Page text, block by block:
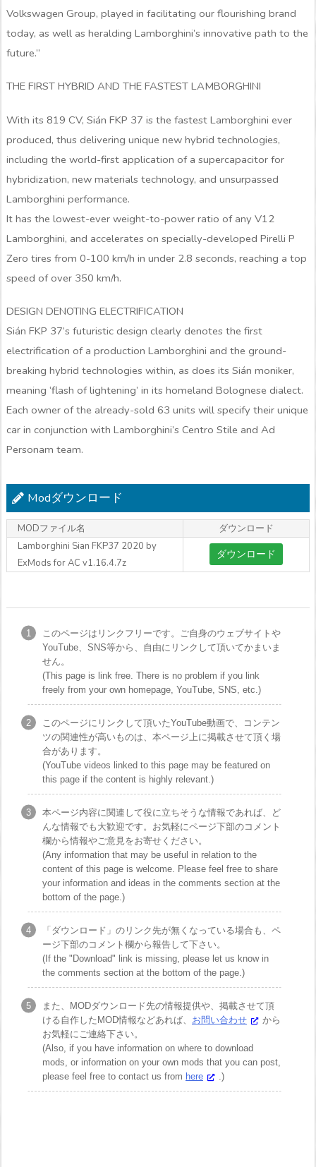
Volkswagen Group, played in facilitating our flourishing brand
today, as well as heralding Lamborghini’s innovative path to the
future.”
THE FIRST HYBRID AND THE FASTEST LAMBORGHINI
With its 819 CV, Sián FKP 37 is the fastest Lamborghini ever
produced, thus delivering unique new hybrid technologies,
including the world-first application of a supercapacitor for
hybridization, new materials technology, and unsurpassed
Lamborghini performance.
It has the lowest-ever weight-to-power ratio of any V12
Lamborghini, and accelerates on specially-developed Pirelli P
Zero tires from 0-100 km/h in under 2.8 seconds, reaching a top
speed of over 350 km/h.
DESIGN DENOTING ELECTRIFICATION
Sián FKP 37’s futuristic design clearly denotes the first
electrification of a production Lamborghini and the ground-
breaking hybrid technologies within, as does its Sián moniker,
meaning ‘flash of lightening’ in its homeland Bolognese dialect.
Each owner of the already-sold 63 units will specify their unique
car in conjunction with Lamborghini’s Centro Stile and Ad
Personam team.
Modダウンロード
MODファイル名
ダウンロード
Lamborghini Sian FKP37 2020 by
ExMods for AC v1.16.4.7z
ダウンロード
このページはリンクフリーです。ご自身のウェブサイトや
YouTube、SNS等から、自由にリンクして頂いてかまいま
せん。
(This page is link free. There is no problem if you link
freely from your own homepage, YouTube, SNS, etc.)
このページにリンクして頂いたYouTube動画で、コンテン
ツの関連性が高いものは、本ページ上に掲載させて頂く場
合があります。
(YouTube videos linked to this page may be featured on
this page if the content is highly relevant.)
本ページ内容に関連して役に立ちそうな情報であれば、ど
んな情報でも大歓迎です。お気軽にページ下部のコメント
欄から情報やご意見をお寄せください。
(Any information that may be useful in relation to the
content of this page is welcome. Please feel free to share
your information and ideas in the comments section at the
bottom of the page.)
「ダウンロード」のリンク先が無くなっている場合も、ペ
ージ下部のコメント欄から報告して下さい。
(If the "Download" link is missing, please let us know in
the comments section at the bottom of the page.)
また、MODダウンロード先の情報提供や、掲載させて頂
ける自作したMOD情報などあれば、 お問い合わせ
から
お気軽にご連絡下さい。
(Also, if you have information on where to download
mods, or information on your own mods that you can post,
please feel free to contact us from here .)